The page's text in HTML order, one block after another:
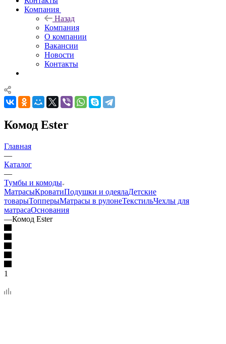
Компания
Назад
Компания
О компании
Вакансии
Новости
Контакты
Комод Ester
Главная
—
Каталог
—
Тумбы и комоды
МатрасыКроватиПодушки и одеялаДетские
товарыТопперыМатрасы в рулонеТекстильЧехлы для
матрасаОснования
—Комод Ester
1